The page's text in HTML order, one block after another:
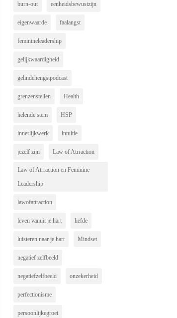
burn-out eenheidsbewustzijn
eigenwaarde faalangst
feminineleadership
gelijkwaardigheid
gelindehengstpodcast
grenzenstellen Health
helende stem HSP
innerlijkwerk intuitie
jezelf zijn Law of Atrraction
Law of Atrraction en Feminine
Leadership
lawofattraction
leven vanuit je hart liefde
luisteren naar je hart Mindset
negatief zelfbeeld
negatiefzelfbeeld onzekerheid
perfectionisme
persoonlijkegroei